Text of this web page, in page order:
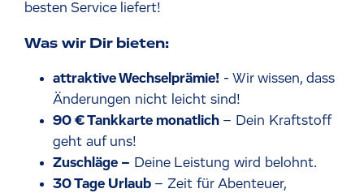
besten Service liefert!
Was wir Dir bieten:
attraktive Wechselprämie! - Wir wissen, dass
Änderungen nicht leicht sind!
90 € Tankkarte monatlich – Dein Kraftstoff
geht auf uns!
Zuschläge – Deine Leistung wird belohnt.
30 Tage Urlaub – Zeit für Abenteuer,